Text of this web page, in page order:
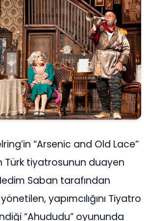
“Arsenic and Old Lace”
Türk tiyatrosunun duayen
Saban tarafından
yapımcılığını Tiyatro
“Ahududu” oyununda